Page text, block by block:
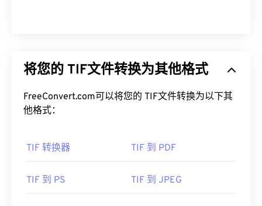
将您的 TIF文件转换为其他格式
FreeConvert.com可以将您的 TIF文件转换为以下其
他格式：
TIF 转换器 TIF 到 PDF
TIF 到 PS TIF 到 JPEG